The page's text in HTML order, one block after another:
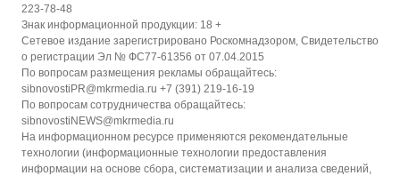
223-78-48
Знак информационной продукции: 18 +
Сетевое издание зарегистрировано Роскомнадзором, Свидетельство
о регистрации Эл № ФС77-61356 от 07.04.2015
По вопросам размещения рекламы обращайтесь:
sibnovostiPR@mkrmedia.ru +7 (391) 219-16-19
По вопросам сотрудничества обращайтесь:
sibnovostiNEWS@mkrmedia.ru
На информационном ресурсе применяются рекомендательные
технологии (информационные технологии предоставления
информации на основе сбора, систематизации и анализа сведений,